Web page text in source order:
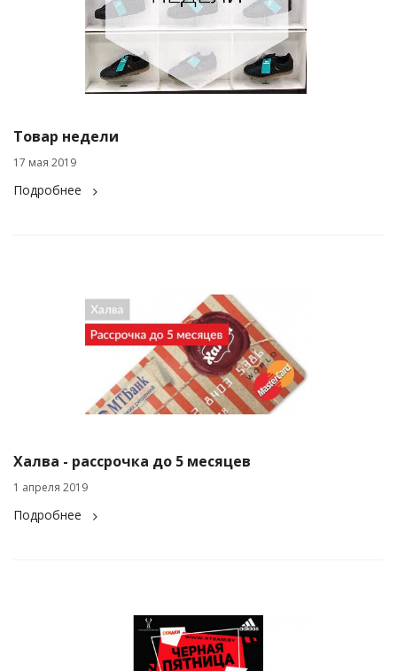
Товар недели
17 мая 2019
Подробнее
Халва - рассрочка до 5 месяцев
1 апреля 2019
Подробнее